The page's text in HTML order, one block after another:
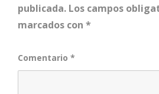
publicada. Los campos
marcados con *
Comentario *